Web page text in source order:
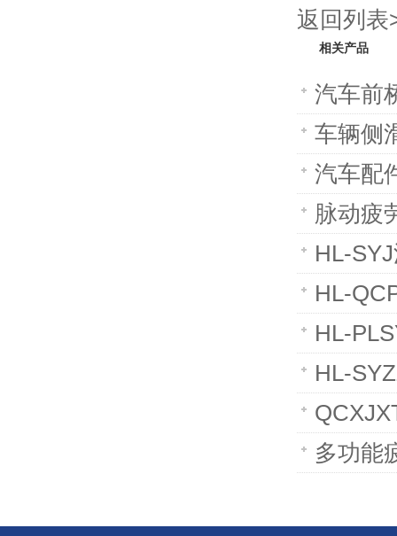
返回列表
相关产品
汽车前
车辆侧
汽车配
脉动疲
HL-
HL-
HL-
HL-
多功能